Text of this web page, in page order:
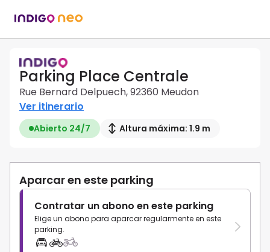
Parking Place Centrale
Rue Bernard Delpuech, 92360 Meudon
Ver itinerario
Abierto 24/7 Altura máxima: 1.9 m
Aparcar en este parking
Contratar un abono en este parking
Elige un abono para aparcar regularmente en este
parking.